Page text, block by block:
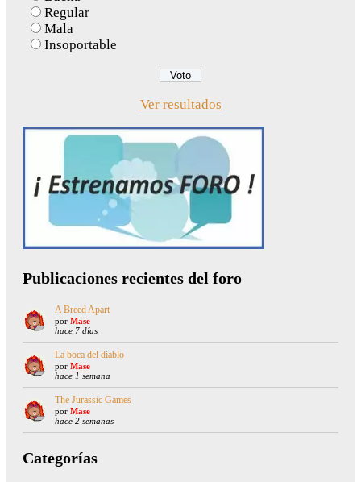
Regular
Mala
Insoportable
Ver resultados
Publicaciones recientes del foro
A Breed Apart
por Mase
hace 7 días
La boca del diablo
por Mase
hace 1 semana
The Jurassic Games
por Mase
hace 2 semanas
Categorías